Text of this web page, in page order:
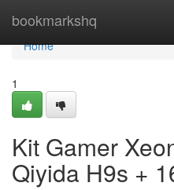
bookmarkshq
Home
Home
1
Kit Gamer
Qiyida H9s +